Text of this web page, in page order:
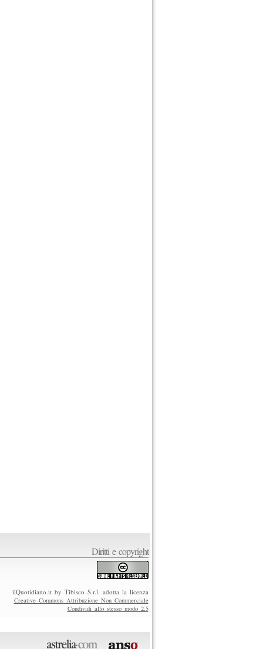
Diritti e copyright
ilQuotidiano.it by Tibisco S.r.l. adotta la licenza
Creative Commons Attribuzione Non Commerciale
Condividi allo stesso modo 2.5